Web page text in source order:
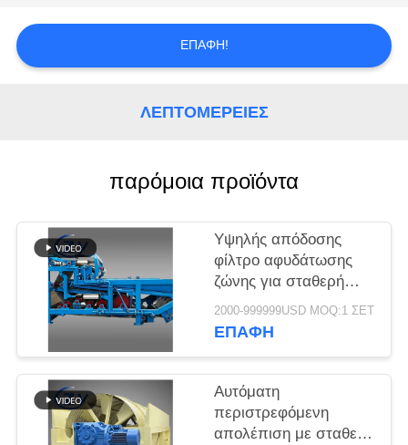
ΈΝΑ
ΑΠΌΣΠΑΣΜΑ
PRIVACY
POLICY
ΕΠΑΦΉ!
ΛΕΠΤΟΜΈΡΕΙΕΣ
παρόμοια προϊόντα
Υψηλής απόδοσης
φίλτρο αφυδάτωσης
ζώνης για σταθερή
αποβρύθμιση
λιπασμάτων σε
κασσάβης
2000-999999USD MOQ:1 ΣΕΤ
ΕΠΑΦΉ
Αυτόματη
περιστρεφόμενη
απολέπιση με σταθερή